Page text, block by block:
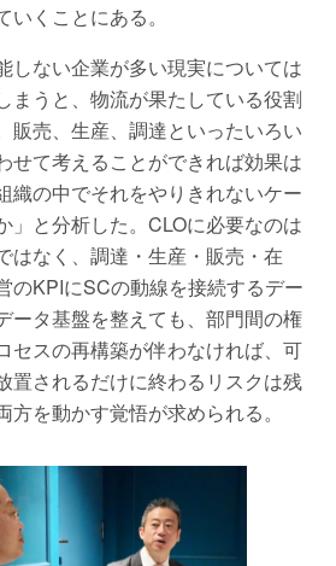
くことにある。
しない企業が多い現実については
まうと、物流が果たしている役割
販売、生産、調達といったいろい
せて考えることができれば効果は
織の中でそれをやりきれないケー
」と分析した。CLOに必要なのは
はなく、調達・生産・販売・在
のKPIにSCの動線を接続するデー
ータ基盤を整えても、部門間の権
セスの再構築が伴わなければ、可
置されるだけに終わるリスクは残
方を動かす覚悟が求められる。